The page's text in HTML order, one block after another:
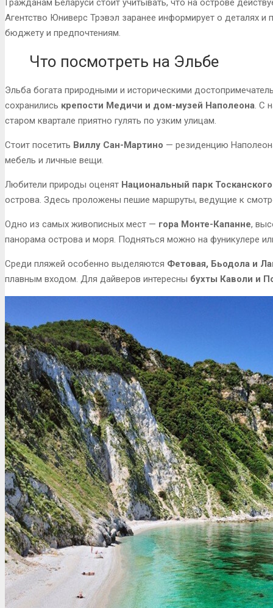
Гражданам Беларуси стоит учитывать, что на острове
Агентство Юниверс Трэвэл заранее информирует о деталях
бюджету и предпочтениям.
Что посмотреть на Эльбе
Эльба богата природными и историческими
сохранились крепости Медичи и дом-музей Наполеона . С
старом квартале приятно гулять по узким улицам.
Стоит посетить Виллу Сан-Мартино — резиденцию
мебель и личные вещи.
Любители природы оценят Национальный парк
острова. Здесь проложены пешие маршруты, ведущие к
Одно из самых живописных мест — гора Монте-Капанне,
панорама острова и моря. Подняться можно на фуникулере
Среди пляжей особенно выделяются Фетовая, Бьодола и
плавным входом. Для дайверов интересны бухты Каволи и